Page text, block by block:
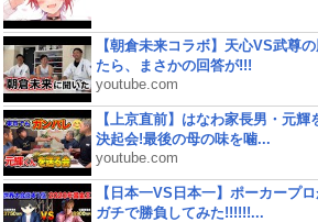
【朝倉未来コラボ】天心VS武尊
たら、まさかの回答が!!!
youtube.com
【上京直前】はなわ家長男・元輝
決起会!最後の母の味を噛...
youtube.com
【日本一VS日本一】ポーカープ
ガチで勝負してみた!!!!!!...